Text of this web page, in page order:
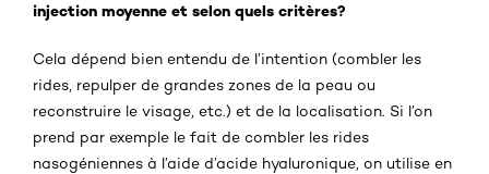
injection moyenne et selon quels critères?
Cela dépend bien entendu de l’intention (combler les
rides, repulper de grandes zones de la peau ou
reconstruire le visage, etc.) et de la localisation. Si l’on
prend par exemple le fait de combler les rides
nasogéniennes à l’aide d’acide hyaluronique, on utilise en